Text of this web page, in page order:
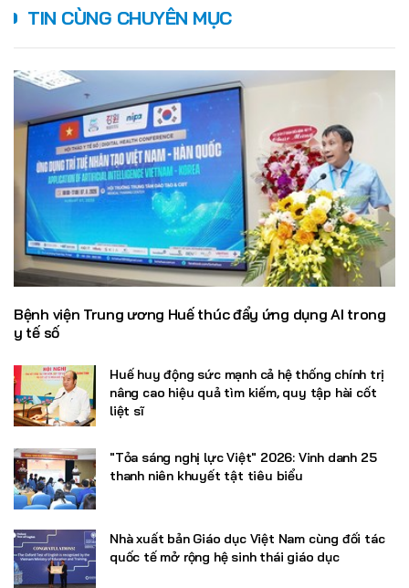
TIN CÙNG CHUYÊN MỤC
Bệnh viện Trung ương Huế thúc đẩy ứng dụng AI trong
y tế số
Huế huy động sức mạnh cả hệ thống chính trị
nâng cao hiệu quả tìm kiếm, quy tập hài cốt
liệt sĩ
"Tỏa sáng nghị lực Việt" 2026: Vinh danh 25
thanh niên khuyết tật tiêu biểu
Nhà xuất bản Giáo dục Việt Nam cùng đối tác
quốc tế mở rộng hệ sinh thái giáo dục